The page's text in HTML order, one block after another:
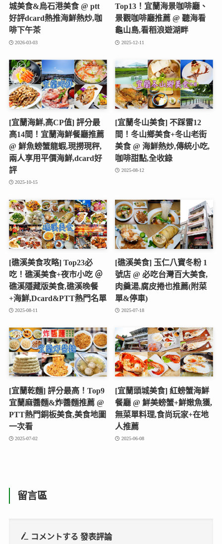
城美食&烏石港美食 @ ptt
好評dcard熱推海鮮熱炒,咖
啡下午茶
2026-03-03
Top13！宜蘭海景咖啡廳、
景觀咖啡廳推薦 @ 聽海看
龜山島,看稻浪遊湖畔
2025-12-11
[宜蘭海鮮,高CP值] 評分最
高14間！宜蘭海鮮餐廳推薦
@ 鮮魚螃蟹龍蝦,現撈現秤,
兩人享用平價海鮮,dcard好
評
2025-10-15
[宜蘭冬山美食] 不踩雷12
間！冬山鄉美食+冬山老街
美食 @ 海鮮熱炒,傳統小吃,
咖啡甜點,全收錄
2025-08-12
[礁溪美食攻略] Top23必
吃！礁溪美食+夜市小吃 ＠
礁溪隱藏版美食,礁溪晚餐
+海鮮,Dcard&PTT熱門名單
2025-08-11
[礁溪美食] 玉仁八寶冬粉 1
號店 @ 必吃台灣百大美食,
肉羹湯,腐皮捲也推薦(附菜
單&停車)
2025-07-18
[宜蘭乾麵] 評分最高！Top9
宜蘭麻醬麵&炸醬麵推薦 @
PTT熱門銅板美食,美食地圖
一次看
2025-07-02
[宜蘭頭城美食] 紅螃蟹海鮮
餐廳 @ 鮮美螃蟹+鮮嫩魚獲,
無菜單料理,食尚玩家+在地
人推薦
2025-06-08
留言區
コメントする發表評論